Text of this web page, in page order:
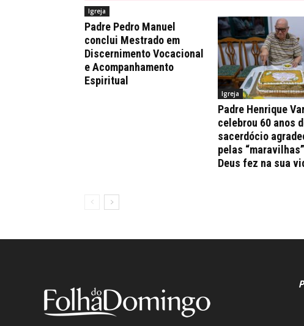
Igreja
Padre Pedro Manuel
conclui Mestrado em
Discernimento Vocacional
e Acompanhamento
Espiritual
Igreja
Padre Henrique
celebrou 60 anos
sacerdócio
pelas
Deus fez na sua